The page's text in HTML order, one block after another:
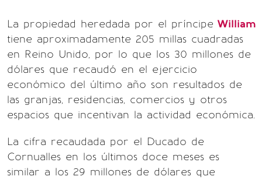
La propiedad heredada por el príncipe William
tiene aproximadamente 205 millas cuadradas
en Reino Unido, por lo que los 30 millones de
dólares que recaudó en el ejercicio
económico del último año son resultados de
las granjas, residencias, comercios y otros
espacios que incentivan la actividad económica.
La cifra recaudada por el Ducado de
Cornualles en los últimos doce meses es
similar a los 29 millones de dólares que